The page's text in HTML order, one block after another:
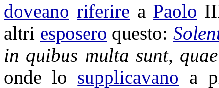
doveano riferire a Paolo
altri esposero questo:
in quibus multa sunt,
onde lo supplicavano a